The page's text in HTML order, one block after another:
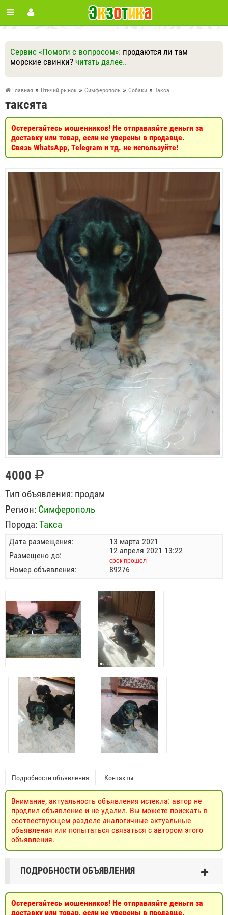
Сервис «Помоги с вопросом»: продаются ли там
морские свинки? читать далее..
Ответить Другие вопросы
Задать вопрос
Главная » Птичий рынок » Симферополь » Собаки » Такса
таксята
Остерегайтесь мошенников! Не отправляйте деньги за
доставку или товар, если не уверены в продавце.
Связь WhatsApp, Telegram и тд. не используйте!
4000
Тип объявления: продам
Регион: Симферополь
Порода:Такса
Дата размещения:
13 марта 2021
Размещено до:
12 апреля 2021 13:22
срок прошел
Номер объявления: 89276
Подробности объявления Контакты
Внимание, актуальность объявления истекла: автор не
продлил объявление и не удалил. Вы можете поискать в
соотвествующем разделе аналогичные актуальные
объявления или попытаться связаться с автором этого
объявления.
ПОДРОБНОСТИ ОБЪЯВЛЕНИЯ
Остерегайтесь мошенников! Не отправляйте деньги за
доставку или товар, если не уверены в продавце.